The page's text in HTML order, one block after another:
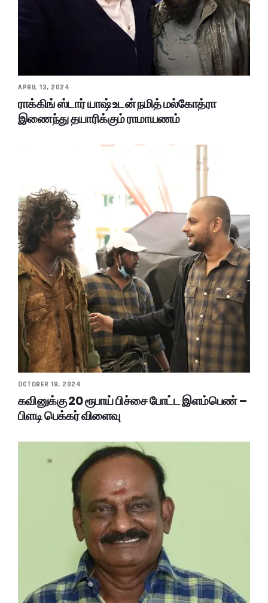
APRIL 13, 2024
ராக்கிங் ஸ்டார் யாஷ் உடன் நமித் மல்கோத்ரா
இணைந்து தயாரிக்கும் ராமாயணம்
OCTOBER 18, 2024
கவினுக்கு 20 ரூபாய் பிச்சை போட்ட இளம்பெண் –
பிளடி பெக்கர் விளைவு